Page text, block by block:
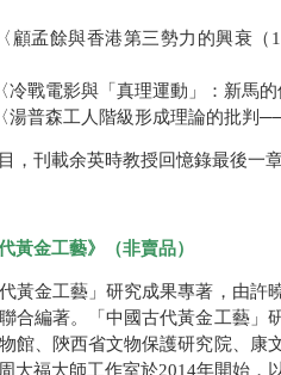
顧孟餘與香港第三勢力的興衰（
冷戰電影與「真理運動」：新馬
湯普森工人階級形成理論的批判
，刊載余英時教授回憶錄最後一
黃金工藝》（非賣品）
黃金工藝」研究成果專著，由許
合編著。「中國古代黃金工藝」
館、陝西省文物保護研究院、康
大福大師工作室於2014年開始，